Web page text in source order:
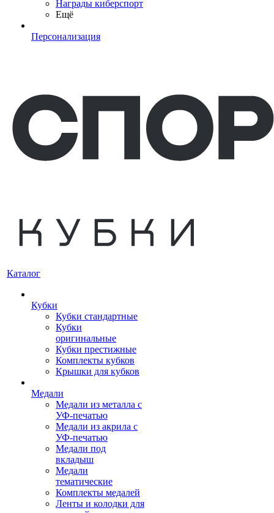
Награды киберспорт
Ещё
Персонализация
Каталог
Кубки
Кубки стандартные
Кубки
оригинальные
Кубки престижные
Комплекты кубков
Крышки для кубков
Медали
Медали из металла с
УФ-печатью
Медали из акрила с
УФ-печатью
Медали под
вкладыш
Медали
тематические
Комплекты медалей
Ленты и колодки для